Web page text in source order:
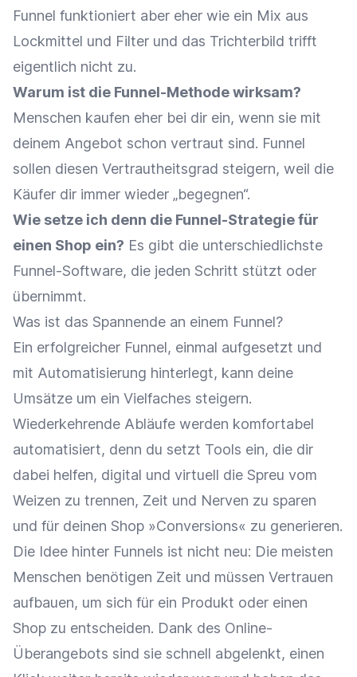
Funnel funktioniert aber eher wie ein Mix aus
Lockmittel und Filter und das Trichterbild trifft
eigentlich nicht zu.
Warum ist die Funnel-Methode wirksam?
Menschen kaufen eher bei dir ein, wenn sie mit
deinem Angebot schon vertraut sind. Funnel
sollen diesen Vertrautheitsgrad steigern, weil die
Käufer dir immer wieder „begegnen“.
Wie setze ich denn die Funnel-Strategie für
einen Shop ein? Es gibt die unterschiedlichste
Funnel-Software, die jeden Schritt stützt oder
übernimmt.
Was ist das Spannende an einem Funnel?
Ein erfolgreicher Funnel, einmal aufgesetzt und
mit Automatisierung hinterlegt, kann deine
Umsätze um ein Vielfaches steigern.
Wiederkehrende Abläufe werden komfortabel
automatisiert, denn du setzt Tools ein, die dir
dabei helfen, digital und virtuell die Spreu vom
Weizen zu trennen, Zeit und Nerven zu sparen
und für deinen Shop »Conversions« zu generieren.
Die Idee hinter Funnels ist nicht neu: Die meisten
Menschen benötigen Zeit und müssen Vertrauen
aufbauen, um sich für ein Produkt oder einen
Shop zu entscheiden. Dank des Online-
Überangebots sind sie schnell abgelenkt, einen